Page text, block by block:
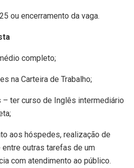
ou encerramento da vaga.
completo;
na Carteira de Trabalho;
ter curso de Inglês intermediário
aos hóspedes, realização de
outras tarefas de um
com atendimento ao público.